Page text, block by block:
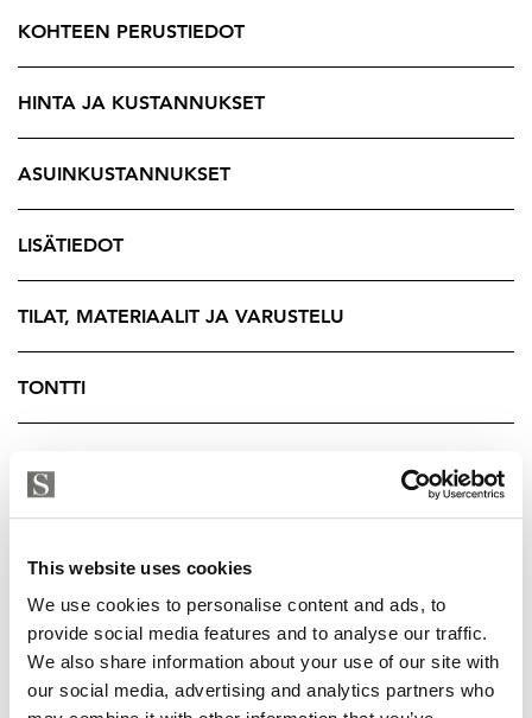
This website uses cookies
We use cookies to personalise content and ads, to
provide social media features and to analyse our traffic.
We also share information about your use of our site with
our social media, advertising and analytics partners who
tekee pihapiiristä aidosti poikkeuksellisen. Kolme
terassialuetta asettuvat osaksi kallioista maisemaa ja
tarjoavat upeat puitteet rentoutumiseen ja
seurusteluun, mahdollisuuden pulahtaa matalaan
uima-altaaseen tai paistaa makkaraa nuotiolla omassa
laavussa. Takapihan puolella avautuu rauhoittava
metsäinen näkymä ja suojaisa terassialue, jossa nautit
Kolmeen tasoon sijoittuvat 167 asuinneliötä ja huolella
suunnitellut tilat tarjoavat avaruutta yhteisiin
oleskelualueisiin, sekä mahdollisuuksia omaan rauhaan
Schücon lasiliukuovet johdattavat ulos talon ympäri
kiertäville terasseille. Avarassa pohjaratkaisussa keittiö
jossa voit nauttia samanaikaisesti upeista maisemista ja
takkatulen tunnelmasta.
Kitzenin laadukas keittiö Dektonin työtasoilla ja
Siemensin Studio Line -kodinkoneilla tarjoaa
KOHTEEN PERUSTIEDOT
HINTA JA KUSTANNUKSET
ASUINKUSTANNUKSET
LISÄTIEDOT
TILAT, MATERIAALIT JA VARUSTELU
TONTTI